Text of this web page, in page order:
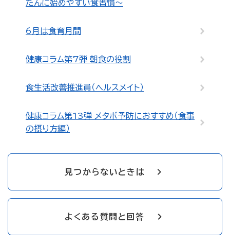
たんに始めやすい食習慣～
6月は食育月間
健康コラム第7弾 朝食の役割
食生活改善推進員（ヘルスメイト）
健康コラム第13弾 メタボ予防におすすめ（食事
の摂り方編）
見つからないときは
よくある質問と回答